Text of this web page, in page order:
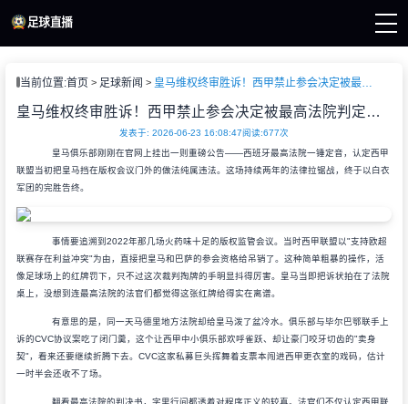
直播
播
当前位置:首页 足球新闻 皇马维权终审胜诉！西甲禁止参会决定被最高法院判定违法
皇马维权终审胜诉！西甲禁止参会决定被最高法院判定违法
发表于: 2026-06-23 16:08:47阅读:677次
皇马俱乐部刚刚在官网上挂出一则重磅公告——西班牙最高法院一锤定音，认定西甲
联盟当初把皇马挡在版权会议门外的做法纯属违法。这场持续两年的法律拉锯战，终于以白衣
军团的完胜告终。
事情要追溯到2022年那几场火药味十足的版权监管会议。当时西甲联盟以"支持欧超
联赛存在利益冲突"为由，直接把皇马和巴萨的参会资格给吊销了。这种简单粗暴的操作，活
像足球场上的红牌罚下，只不过这次裁判掏牌的手明显抖得厉害。皇马当即把诉状拍在了法院
桌上，没想到连最高法院的法官们都觉得这张红牌给得实在离谱。
有意思的是，同一天马德里地方法院却给皇马泼了盆冷水。俱乐部与毕尔巴鄂联手上
诉的CVC协议案吃了闭门羹，这个让西甲中小俱乐部欢呼雀跃、却让豪门咬牙切齿的"卖身
契"，看来还要继续折腾下去。CVC这家私募巨头挥舞着支票本闯进西甲更衣室的戏码，估计
一时半会还收不了场。
翻看最高法院的判决书，字里行间都透着对程序正义的较真。法官们不仅认定西甲联